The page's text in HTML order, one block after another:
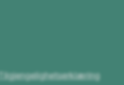
Tilgjengelighetserklæring